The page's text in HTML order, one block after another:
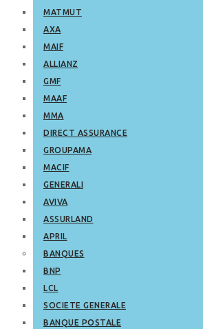
MATMUT
AXA
MAIF
ALLIANZ
GMF
MAAF
MMA
DIRECT ASSURANCE
GROUPAMA
MACIF
GENERALI
AVIVA
ASSURLAND
APRIL
BANQUES
BNP
LCL
SOCIETE GENERALE
BANQUE POSTALE